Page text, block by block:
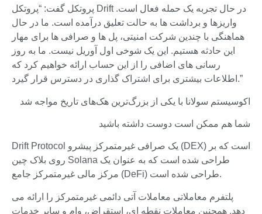
پروتکل گفت: “پروتکل Drift در حال تجربه یک حمله فعال است.
واریزها و برداشت ها به حالت تعلیق درآمده است. ما در حال
هماهنگی با چندین شرکت امنیتی، پل ها و صرافی ها برای مهار
این حادثه هستیم. این یک شوخی اول آوریل نیست. ما به روز
رسانی های اضافی را از این حساب ارائه خواهیم کرد که
اطلاعات بیشتری برای اشتراک گذاری در دسترس قرار گیرد.”
اکوسیستم سولانا با یکی از بزرگ‌ترین هک‌های تاریخ مواجه شد
شما هم ممکن است دوست داشته باشید
Drift Protocol یک صرافی غیرمتمرکز پیشرو (DEX) است که بر
روی بلاک چین Solana طراحی شده است که به عنوان یک
مرکز مالی غیرمتمرکز جامع (DeFi) طراحی شده است.
پلتفرم معاملاتی معاملات آتی دائمی غیرمتمرکز را ارائه می
دهد. همچنین معاملات نقطه ای، استقراض، وام و سایر خدمات